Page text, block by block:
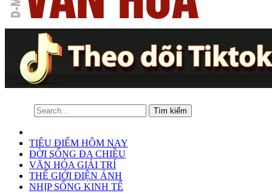
TIÊU ĐIỂM HÔM NAY
ĐỜI SỐNG ĐA CHIỀU
VĂN HÓA GIẢI TRÍ
THẾ GIỚI ĐIỆN ẢNH
NHỊP SỐNG KINH TẾ